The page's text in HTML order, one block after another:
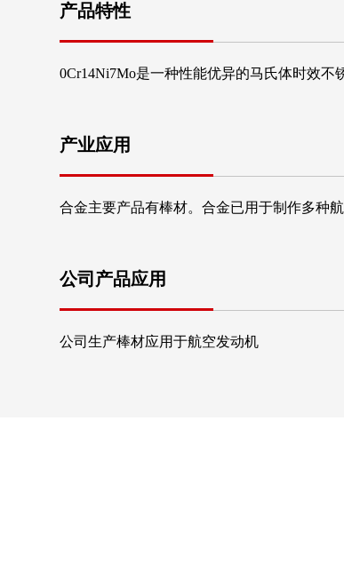
产品特性
0Cr14Ni7Mo是一种性能优异的马氏体时效
产业应用
合金主要产品有棒材。合金已用于制作多种
公司产品应用
公司生产棒材应用于航空发动机